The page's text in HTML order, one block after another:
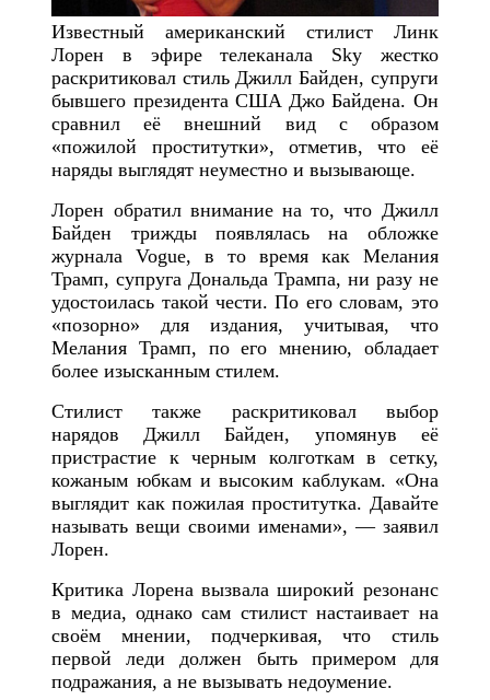
Известный американский стилист Линк
Лорен в эфире телеканала Sky жестко
раскритиковал стиль Джилл Байден, супруги
бывшего президента США Джо Байдена. Он
сравнил её внешний вид с образом
«пожилой проститутки», отметив, что её
наряды выглядят неуместно и вызывающе.
Лорен обратил внимание на то, что Джилл
Байден трижды появлялась на обложке
журнала Vogue, в то время как Мелания
Трамп, супруга Дональда Трампа, ни разу не
удостоилась такой чести. По его словам, это
«позорно» для издания, учитывая, что
Мелания Трамп, по его мнению, обладает
более изысканным стилем.
Стилист также раскритиковал выбор
нарядов Джилл Байден, упомянув её
пристрастие к черным колготкам в сетку,
кожаным юбкам и высоким каблукам. «Она
выглядит как пожилая проститутка. Давайте
называть вещи своими именами», — заявил
Лорен.
Критика Лорена вызвала широкий резонанс
в медиа, однако сам стилист настаивает на
своём мнении, подчеркивая, что стиль
первой леди должен быть примером для
подражания, а не вызывать недоумение.